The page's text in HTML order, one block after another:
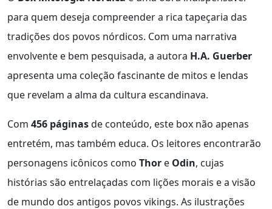
para quem deseja compreender a rica tapeçaria das
tradições dos povos nórdicos. Com uma narrativa
envolvente e bem pesquisada, a autora H.A. Guerber
apresenta uma coleção fascinante de mitos e lendas
que revelam a alma da cultura escandinava.
Com 456 páginasde conteúdo, este box não apenas
entretém, mas também educa. Os leitores encontrarão
personagens icônicos como Thor e Odin, cujas
histórias são entrelaçadas com lições morais e a visão
de mundo dos antigos povos vikings. As ilustrações